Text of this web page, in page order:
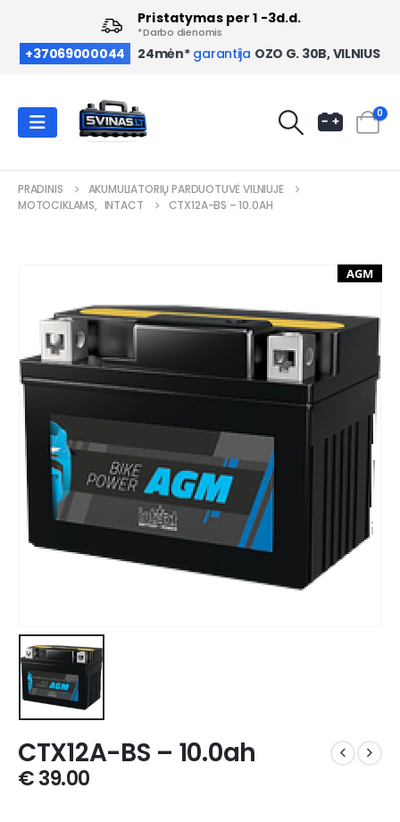
+37069000044 24mėn* garantija OZO G. 30B, VILNIUS
Pristatymas per 1 -3d.d.
*Darbo dienomis
0
PRADINIS
AKUMULIATORIŲ PARDUOTUVĖ VILNIUJE
MOTOCIKLAMS, INTACT CTX12A-BS – 10.0AH
AGM
CTX12A-BS – 10.0ah
€39.00